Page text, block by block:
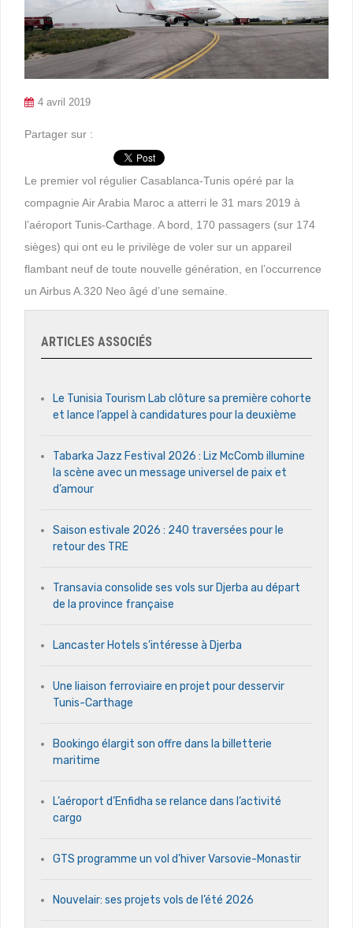
4 avril 2019
Partager sur :
Le premier vol régulier Casablanca-Tunis opéré par la
compagnie Air Arabia Maroc a atterri le 31 mars 2019 à
l’aéroport Tunis-Carthage. A bord, 170 passagers (sur 174
sièges) qui ont eu le privilège de voler sur un appareil
flambant neuf de toute nouvelle génération, en l’occurrence
un Airbus A.320 Neo âgé d’une semaine.
ARTICLES ASSOCIÉS
Le Tunisia Tourism Lab clôture sa première cohorte
et lance l’appel à candidatures pour la deuxième
Tabarka Jazz Festival 2026 : Liz McComb illumine
la scène avec un message universel de paix et
d’amour
Saison estivale 2026 : 240 traversées pour le
retour des TRE
Transavia consolide ses vols sur Djerba au départ
de la province française
Lancaster Hotels s’intéresse à Djerba
Une liaison ferroviaire en projet pour desservir
Tunis-Carthage
Bookingo élargit son offre dans la billetterie
maritime
L’aéroport d’Enfidha se relance dans l’activité
cargo
GTS programme un vol d’hiver Varsovie-Monastir
Nouvelair: ses projets vols de l’été 2026